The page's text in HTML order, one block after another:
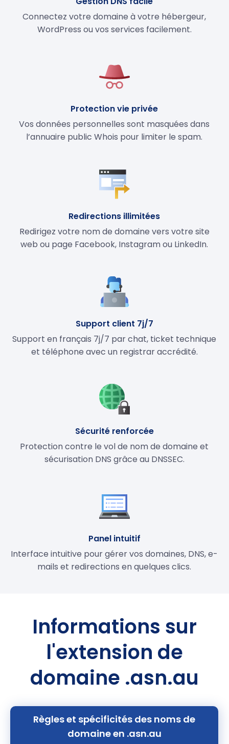
Connectez votre domaine à votre hébergeur,
WordPress ou vos services facilement.
Protection vie privée
Vos données personnelles sont masquées dans
l’annuaire public Whois pour limiter le spam.
Redirections illimitées
Redirigez votre nom de domaine vers votre site
web ou page Facebook, Instagram ou LinkedIn.
Support client 7j/7
Support en français 7j/7 par chat, ticket technique
et téléphone avec un registrar accrédité.
Sécurité renforcée
Protection contre le vol de nom de domaine et
sécurisation DNS grâce au DNSSEC.
Panel intuitif
Interface intuitive pour gérer vos domaines, DNS, e-
mails et redirections en quelques clics.
Informations sur
l'extension de
domaine .asn.au
Règles et spécificités des noms de
domaine en .asn.au